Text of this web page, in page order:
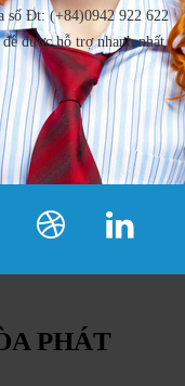
số Đt: (+84)0942 922 622
được hỗ trợ nhanh nhất.
PHÁT